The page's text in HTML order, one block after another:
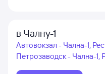
в Чалну-1
Автовокзал - Чална-1,
Петрозаводск - Чална-1,